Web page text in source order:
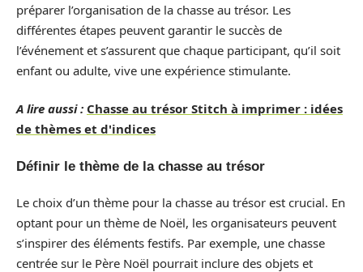
préparer l’organisation de la chasse au trésor. Les
différentes étapes peuvent garantir le succès de
l’événement et s’assurent que chaque participant, qu’il soit
enfant ou adulte, vive une expérience stimulante.
A lire aussi : Chasse au trésor Stitch à imprimer : idées
de thèmes et d'indices
Définir le thème de la chasse au trésor
Le choix d’un thème pour la chasse au trésor est crucial. En
optant pour un thème de Noël, les organisateurs peuvent
s’inspirer des éléments festifs. Par exemple, une chasse
centrée sur le Père Noël pourrait inclure des objets et